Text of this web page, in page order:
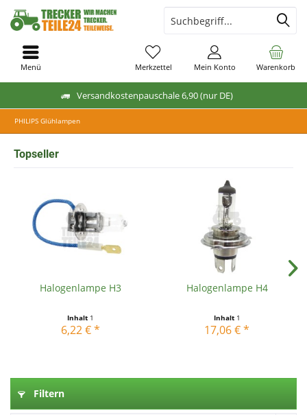
Versandkostenpauschale 6,90 (nur DE)
Warenkorb
Merkzettel Mein Konto
Menü
PHILIPS Glühlampen
Topseller
Halogenlampe H3
Inhalt 1
6,22 € *
Halogenlampe H4
Inhalt 1
17,06 € *
Filtern